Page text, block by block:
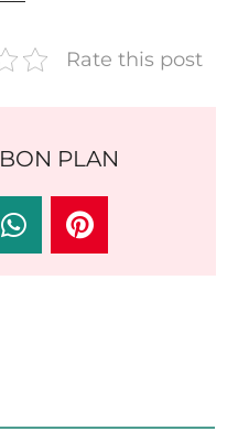
Rate this post
PLAN